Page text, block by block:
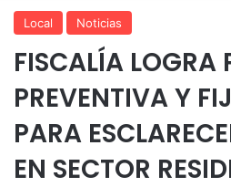
Local Noticias
FISCALÍA LOGRA
PREVENTIVA Y
PARA
EN SECTOR